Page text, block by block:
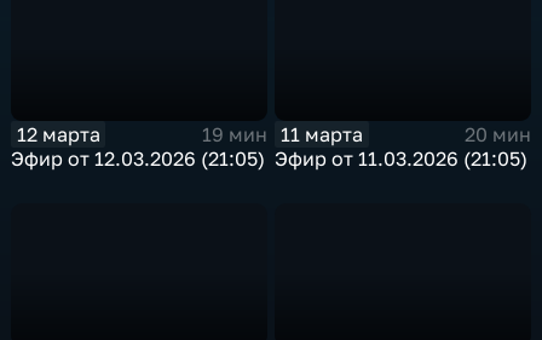
12 марта
19 мин
Эфир от 12.03.2026 (21:05)
11 марта
20 мин
Эфир от 11.03.2026 (21:05)